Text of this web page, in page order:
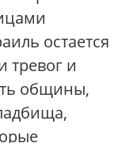
остается
тревог и
общины,